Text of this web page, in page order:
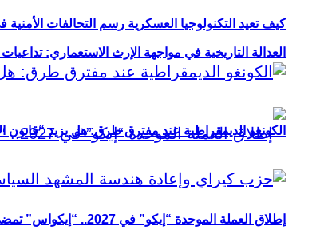
العدالة التاريخية في مواجهة الإرث الاستعماري:
إطلاق العملة الموحدة “إيكو” في 2027.. “إيكواس” تمضي قدمًا دون انتظار
كيف تعيد التكنولوجيا العسكرية رسم التحالفات
الكونغو الديمقراطية عند مفترق طرق: هل يزيد “قانون